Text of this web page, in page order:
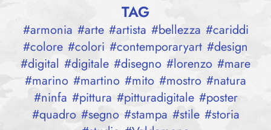
TAG
#armonia #arte #artista #bellezza #cariddi
#colore #colori #contemporaryart #design
#digital #digitale #disegno #lorenzo #mare
#marino #martino #mito #mostro #natura
#ninfa #pittura #pitturadigitale #poster
#quadro #segno #stampa #stile #storia